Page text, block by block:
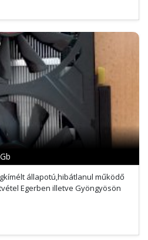
állapotú,hibátlanul működő
Egerben illetve Gyöngyösön